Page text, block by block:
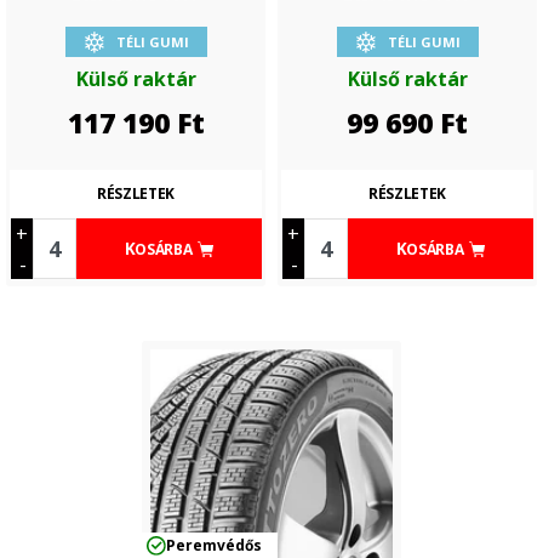
TÉLI GUMI
Külső raktár
117 190 Ft
+
-
KOSÁRBA
RÉSZLETEK
TÉLI GUMI
Külső raktár
99 690 Ft
+
-
KOSÁRBA
RÉSZLETEK
Peremvédős